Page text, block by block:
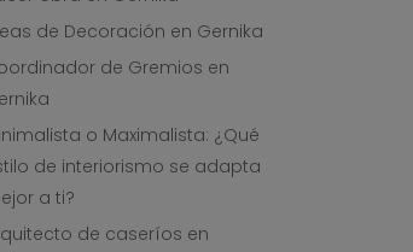
de Decoración en Gernika
de Gremios en
o Maximalista: ¿Qué
de interiorismo se adapta
a ti?
de caseríos en